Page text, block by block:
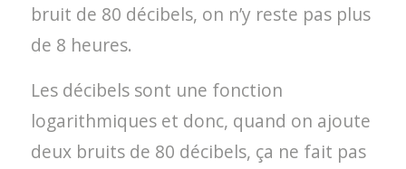
bruit de 80 décibels, on n’y reste pas plus
de 8 heures.
Les décibels sont une fonction
logarithmiques et donc, quand on ajoute
deux bruits de 80 décibels, ça ne fait pas